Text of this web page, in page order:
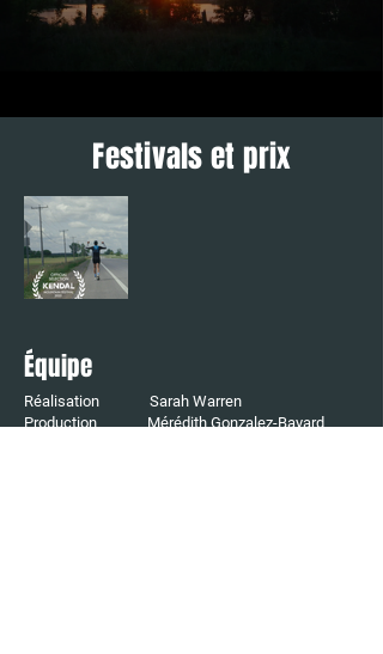
Festivals et prix
Équipe
Réalisation Sarah Warren
Production Mérédith Gonzalez-Bayard